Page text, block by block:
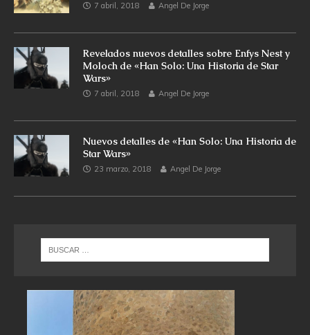
7 abril, 2018 Angel De Jorge
Revelados nuevos detalles sobre Enfys Nest y
Moloch de «Han Solo: Una Historia de Star
Wars»
7 abril, 2018 Angel De Jorge
Nuevos detalles de «Han Solo: Una Historia de
Star Wars»
23 marzo, 2018 Angel De Jorge